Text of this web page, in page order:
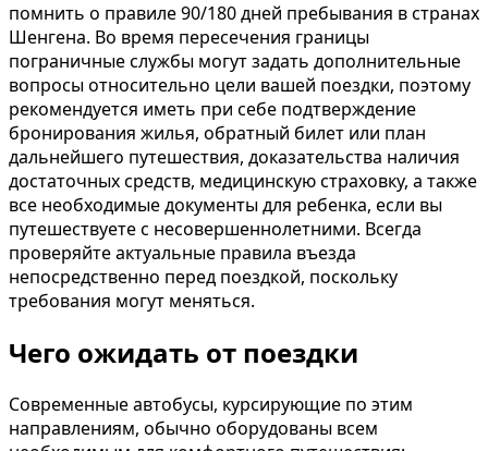
помнить о правиле 90/180 дней пребывания в странах
Шенгена. Во время пересечения границы
пограничные службы могут задать дополнительные
вопросы относительно цели вашей поездки, поэтому
рекомендуется иметь при себе подтверждение
бронирования жилья, обратный билет или план
дальнейшего путешествия, доказательства наличия
достаточных средств, медицинскую страховку, а также
все необходимые документы для ребенка, если вы
путешествуете с несовершеннолетними. Всегда
проверяйте актуальные правила въезда
непосредственно перед поездкой, поскольку
требования могут меняться.
Чего ожидать от поездки
Современные автобусы, курсирующие по этим
направлениям, обычно оборудованы всем